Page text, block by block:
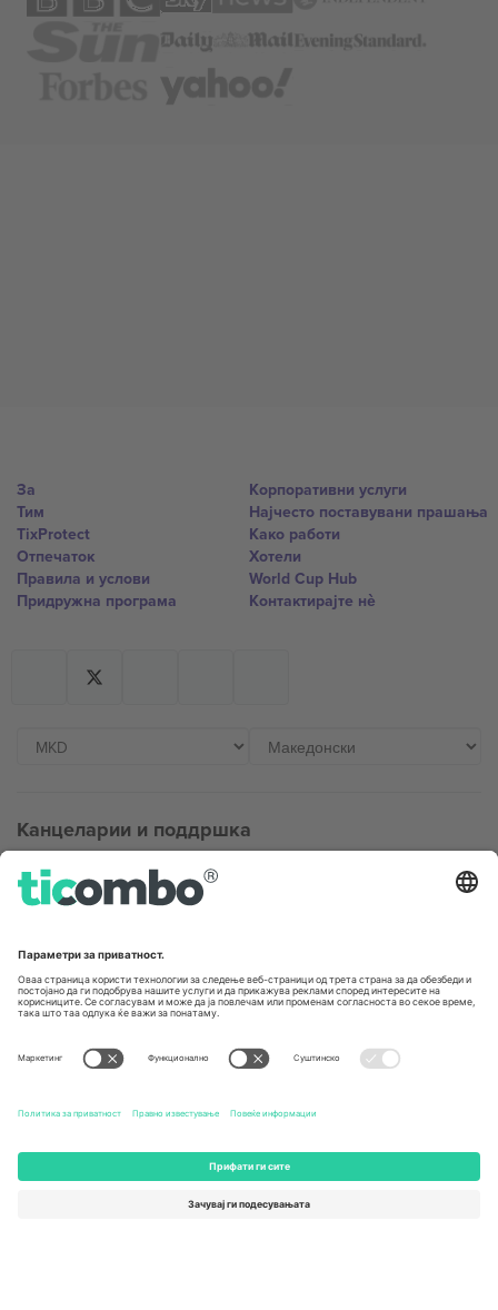
За
Тим
TixProtect
Отпечаток
Правила и услови
Придружна програма
Корпоративни услуги
Најчесто поставувани прашања
Како работи
Хотели
World Cup Hub
Контактирајте нѐ
Канцеларии и поддршка
Germany
Unter den Linden 24, 10117
United States
Newark, Delaware 19713, United
Switzerland
Engelberg, Switzerland
Regus Sofia City West, bul
Totleben 53-55, 1606 Sofia,
UAE Dubai Silicon Oasis, DDP
Building A1, Office 302, Dubai,
United Arab Emirates